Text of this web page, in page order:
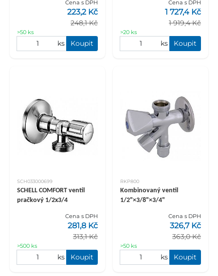
Cena s DPH
248,1 Kč
223,2 Kč
>50 ks
ks Koupit
Cena s DPH
1 919,4 Kč
1 727,4 Kč
>20 ks
ks Koupit
SCH033000699
SCHELL COMFORT ventil
pračkový 1/2x3/4
Cena s DPH
313,1 Kč
281,8 Kč
>500 ks
ks Koupit
RKP800
Kombinovaný ventil
1/2"×3/8"×3/4"
Cena s DPH
363,0 Kč
326,7 Kč
>50 ks
ks Koupit